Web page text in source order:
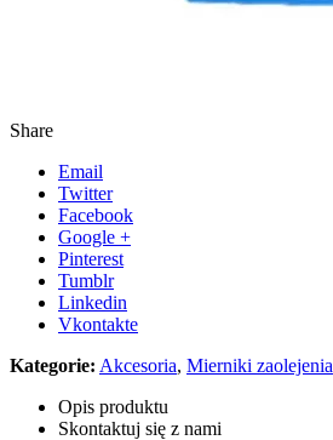
Share
Email
Twitter
Facebook
Google +
Pinterest
Tumblr
Linkedin
Vkontakte
Kategorie: Akcesoria, Mierniki zaolejenia
Opis produktu
Skontaktuj się z nami